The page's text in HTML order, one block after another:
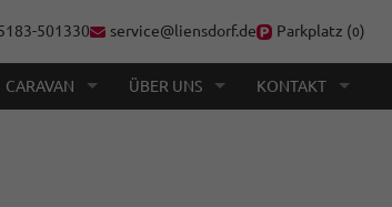
501330 service@liensdorf.de Parkplatz (0)
CARAVAN ÜBER UNS KONTAKT